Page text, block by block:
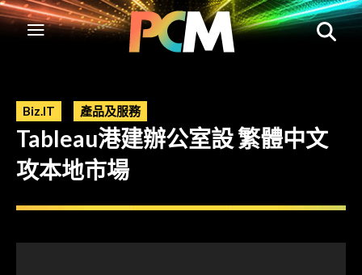
Biz.IT 產品及服務
Tableau港建辦公室設 繁體中文
攻本地市場